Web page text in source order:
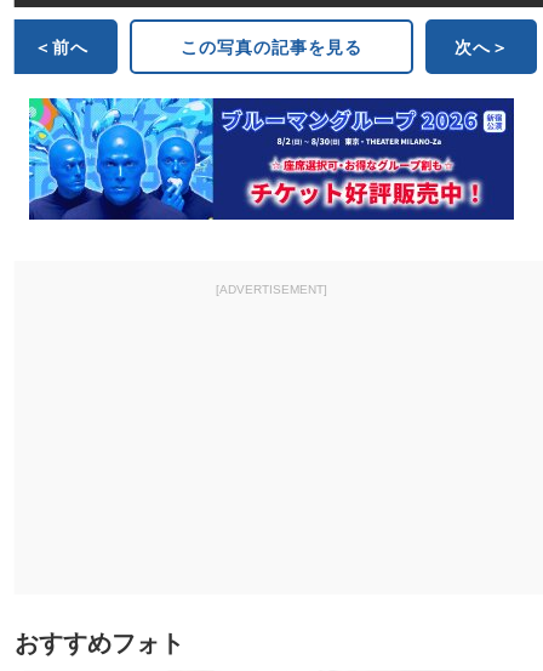
＜前へ この写真の記事を見る 次へ＞
[ADVERTISEMENT]
おすすめフォト